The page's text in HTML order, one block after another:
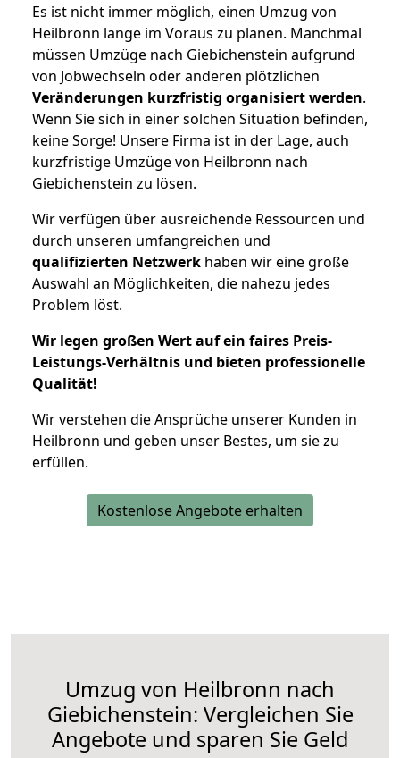
Es ist nicht immer möglich, einen Umzug von
Heilbronn lange im Voraus zu planen. Manchmal
müssen Umzüge nach Giebichenstein aufgrund
von Jobwechseln oder anderen plötzlichen
Veränderungen kurzfristig organisiert werden.
Wenn Sie sich in einer solchen Situation befinden,
keine Sorge! Unsere Firma ist in der Lage, auch
kurzfristige Umzüge von Heilbronn nach
Giebichenstein zu lösen.
Wir verfügen über ausreichende Ressourcen und
durch unseren umfangreichen und
qualifizierten Netzwerk haben wir eine große
Auswahl an Möglichkeiten, die nahezu jedes
Problem löst.
Wir legen großen Wert auf ein faires Preis-
Leistungs-Verhältnis und bieten professionelle
Qualität!
Wir verstehen die Ansprüche unserer Kunden in
Heilbronn und geben unser Bestes, um sie zu
erfüllen.
Kostenlose Angebote erhalten
Umzug von Heilbronn nach
Giebichenstein: Vergleichen Sie
Angebote und sparen Sie Geld